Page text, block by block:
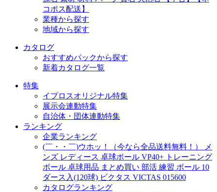
コポス配送】
業種から探す
地域から探す
カタログ
おすすめパックから探す
新着カタログ一覧
特集
イプロスオリジナル特集
展示会連動特集
自治体・団体連動特集
ランキング
企業ランキング
(￣・・￣)ウホッ！（今なら全品送料無料！） メ
ンズ レディース 卓球ボール VP40+ トレーニング
ボール 卓球用品 まとめ買い 部活 練習 ボール 10
ダース入(120球) ビクタス VICTAS 015600
カタログランキング